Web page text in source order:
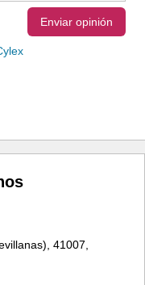
Enviar opinión
41007,